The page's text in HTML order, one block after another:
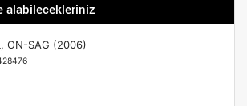
alabilecekleriniz
ON-SAG (2006)